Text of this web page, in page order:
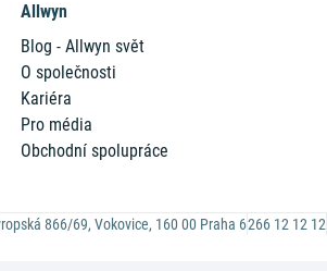
Allwyn
Blog - Allwyn svět
O společnosti
Kariéra
Pro média
Obchodní spolupráce
866/69, Vokovice, 160 00 Praha 6266 12 12 12